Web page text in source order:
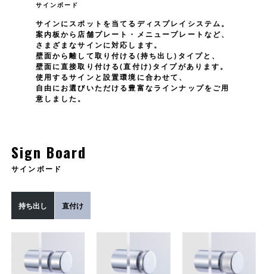
サインボード
サインにスポットを当てるディスプレイシステム。
案内板から店舗プレート・メニュープレートなど、
さまざまなサインに対応します。
壁面から離して取り付ける(持ち出し)タイプと、
壁面に直接取り付ける(直付け)タイプがあります。
使用するサインと設置環境に合わせて、
自由にお選びいただける豊富なラインナップをご用
意しました。
Sign Board
サインボード
持ち出し 直付け